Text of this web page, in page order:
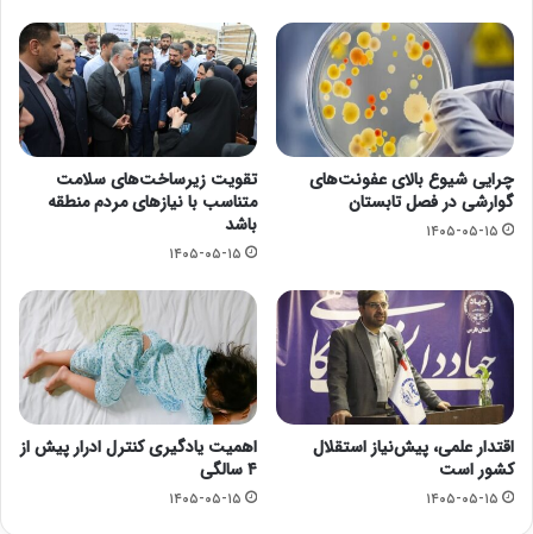
چرایی شیوع بالای عفونت‌های
گوارشی در فصل تابستان
۱۴۰۵-۰۵-۱۵
تقویت زیرساخت‌های سلامت
متناسب با نیازهای مردم منطقه
باشد
۱۴۰۵-۰۵-۱۵
اقتدار علمی، پیش‌نیاز استقلال
کشور است
۱۴۰۵-۰۵-۱۵
اهمیت یادگیری کنترل ادرار پیش از
۴ سالگی
۱۴۰۵-۰۵-۱۵